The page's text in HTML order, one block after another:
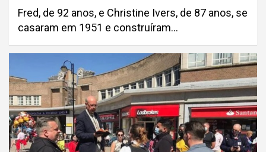
Fred, de 92 anos, e Christine Ivers, de 87 anos, se
casaram em 1951 e construíram…